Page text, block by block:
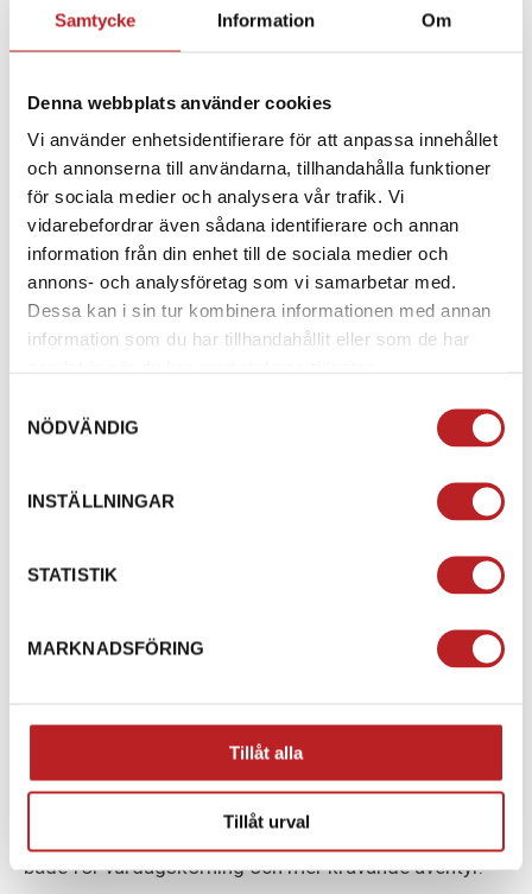
Samtycke Information Om
Denna webbplats använder cookies
Vi använder enhetsidentifierare för att anpassa innehållet
och annonserna till användarna, tillhandahålla funktioner
för sociala medier och analysera vår trafik. Vi
vidarebefordrar även sådana identifierare och annan
information från din enhet till de sociala medier och
annons- och analysföretag som vi samarbetar med.
Dessa kan i sin tur kombinera informationen med annan
information som du har tillhandahållit eller som de har
NÖDVÄNDIG
INSTÄLLNINGAR
STATISTIK
MARKNADSFÖRING
Tillåt alla
Tillåt urval
CERTIFIERADE KNÄSKYDD (EN1621-1:2012, NIVÅ 1)
som kan justeras i tre positioner, samt
och ökad säkerhet på vägen.
EGENSKAPER:
YKK-DRAGKEDJAför enkel fäste till jacka
SkyddandeFLERLAGERSTRYCK PÅ
HÖGIMPAKTSOMRÅDEN
YKK SLIDE LOCK FRONTSTÄNGNING
Benöppningar för motorcykelstövlar
FÖRSTÄRKT SYNTETLÄDERPANEL
vid sittdelen för
ökad hållbarhet
VENTILATIONSPANELER OCH AIRTIGHT ZIPPER-
JUSTERBARA REMMAR PÅ BAKSIDAN
för optimal
ARTIKELNUMMER: 505434-0055
LS2 APOLLO PREMIUMBYXORär perfekta för
motorcyklister som vill haPREMIUMBYXOR MED
både för vardagskörning och mer krävande äventyr.